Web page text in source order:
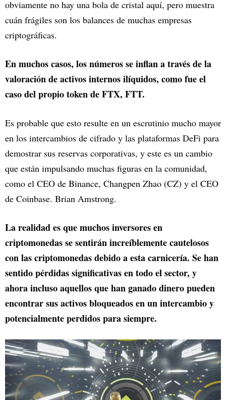
obviamente no hay una bola de cristal aquí, pero muestra
cuán frágiles son los balances de muchas empresas
criptográficas.
En muchos casos, los números se inflan a través de la
valoración de activos internos ilíquidos, como fue el
caso del propio token de FTX, FTT.
Es probable que esto resulte en un escrutinio mucho mayor
en los intercambios de cifrado y las plataformas DeFi para
demostrar sus reservas corporativas, y este es un cambio
que están impulsando muchas figuras en la comunidad,
como el CEO de Binance, Changpen Zhao (CZ) y el CEO
de Coinbase. Brian Amstrong.
La realidad es que muchos inversores en
criptomonedas se sentirán increíblemente cautelosos
con las criptomonedas debido a esta carnicería. Se han
sentido pérdidas significativas en todo el sector, y
ahora incluso aquellos que han ganado dinero pueden
encontrar sus activos bloqueados en un intercambio y
potencialmente perdidos para siempre.